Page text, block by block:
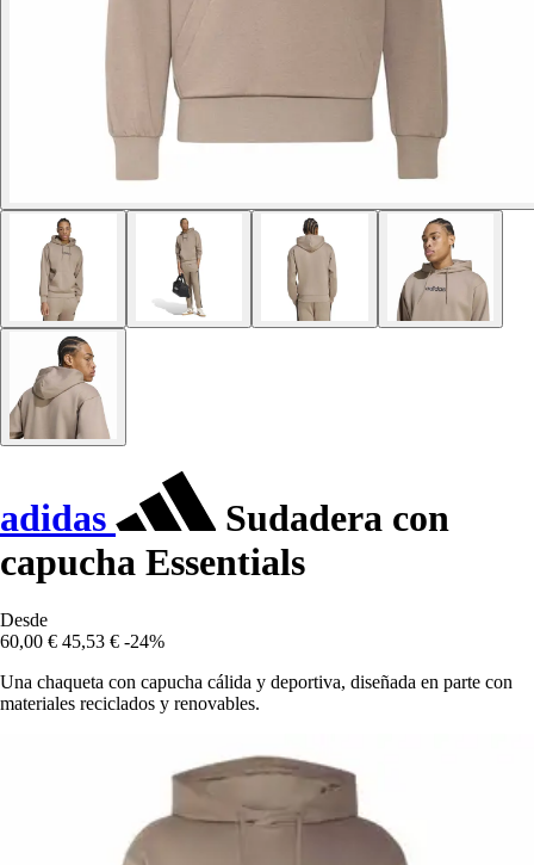
adidas
Sudadera con
capucha Essentials
Desde
60,00 € 45,53 € -24%
Una chaqueta con capucha cálida y deportiva, diseñada en parte con
materiales reciclados y renovables.